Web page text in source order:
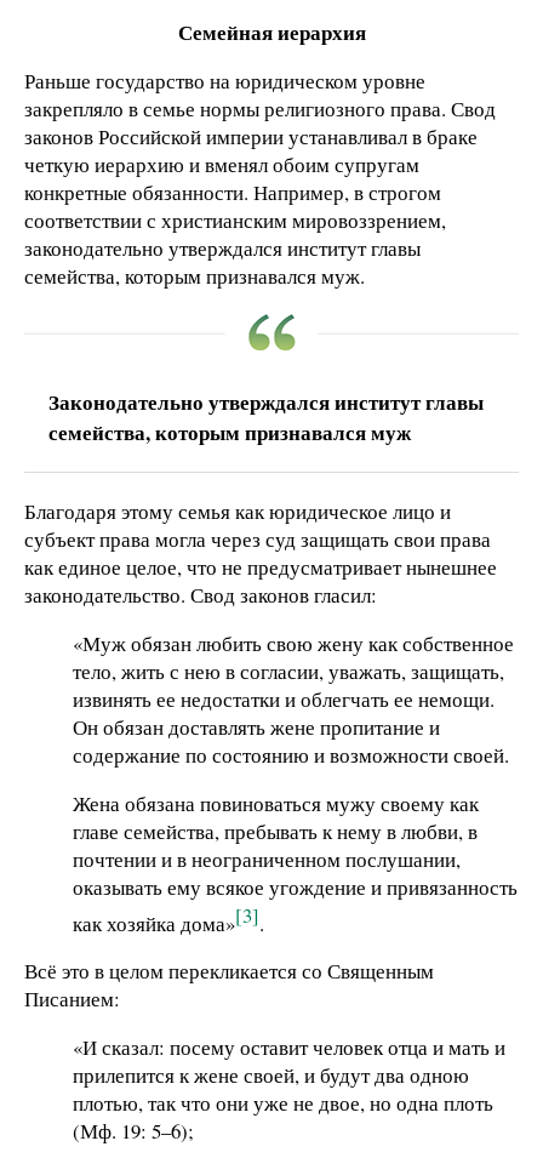
Семейная иерархия
Раньше государство на юридическом уровне
закрепляло в семье нормы религиозного права. Свод
законов Российской империи устанавливал в браке
четкую иерархию и вменял обоим супругам
конкретные обязанности. Например, в строгом
соответствии с христианским мировоззрением,
законодательно утверждался институт главы
семейства, которым признавался муж.
Законодательно утверждался институт главы
семейства, которым признавался муж
Благодаря этому семья как юридическое лицо и
субъект права могла через суд защищать свои права
как единое целое, что не предусматривает нынешнее
законодательство. Свод законов гласил:
«Муж обязан любить свою жену как собственное
тело, жить с нею в согласии, уважать, защищать,
извинять ее недостатки и облегчать ее немощи.
Он обязан доставлять жене пропитание и
содержание по состоянию и возможности своей.
Жена обязана повиноваться мужу своему как
главе семейства, пребывать к нему в любви, в
почтении и в неограниченном послушании,
оказывать ему всякое угождение и привязанность
как хозяйка дома»[3].
Всё это в целом перекликается со Священным
Писанием:
«И сказал: посему оставит человек отца и мать и
прилепится к жене своей, и будут два одною
плотью, так что они уже не двое, но одна плоть
(Мф. 19: 5–6);